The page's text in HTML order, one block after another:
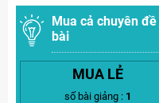
Mua cả chuyên đề
bài
MUA LẺ
số bài giảng : 1